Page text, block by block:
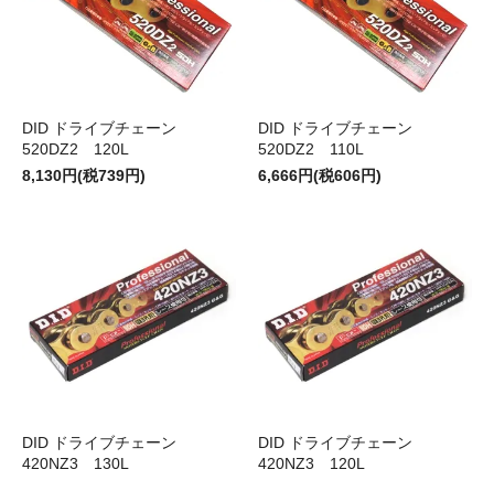
DID ドライブチェーン
520DZ2 120L
8,130円(税739円)
DID ドライブチェーン
520DZ2 110L
6,666円(税606円)
DID ドライブチェーン
420NZ3 130L
DID ドライブチェーン
420NZ3 120L